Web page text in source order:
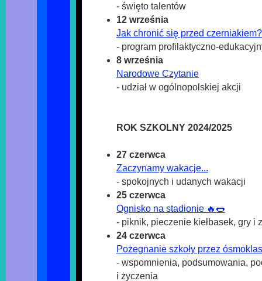
- święto talentów
12 września
Jak chronić się przed czerniakiem?
- program profilaktyczno-
8 września
Narodowe Czytanie
- udział w ogólnopolskiej akcji
ROK SZKOLNY 2024/2025
27 czerwca
Zaczynamy wakacje...
- spokojnych i udanych wakacji
25 czerwca
Ognisko na stadionie 🔥🌭
- piknik, pieczenie kiełbasek, gry i
24 czerwca
Pożegnanie szkoły przez
- wspomnienia, podsumowania,
i życzenia